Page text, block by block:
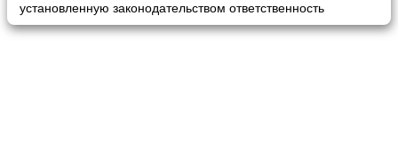
установленную законодательством ответственность